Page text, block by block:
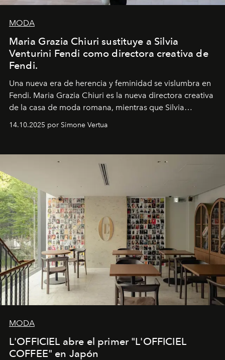
MODA
Maria Grazia Chiuri sustituye a Silvia
Venturini Fendi como directora creativa de
Fendi.
Una nueva era de herencia y feminidad se vislumbra en
Fendi. Maria Grazia Chiuri es la nueva directora creativa
de la casa de moda romana, mientras que Silvia
14.10.2025 por Simone Vertua
MODA
L'OFFICIEL abre el primer "L'OFFICIEL
COFFEE" en Japón